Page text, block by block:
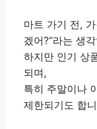
마트 가기 전,
겠어?”라는 생
하지만 인기 상
되며,
특히 주말이나
제한되기도 합